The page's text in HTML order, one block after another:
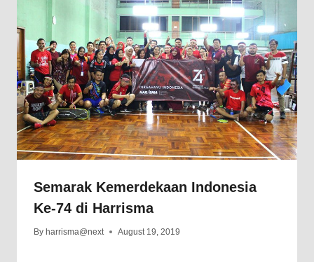
Semarak Kemerdekaan Indonesia
Ke-74 di Harrisma
By harrisma@next August 19, 2019